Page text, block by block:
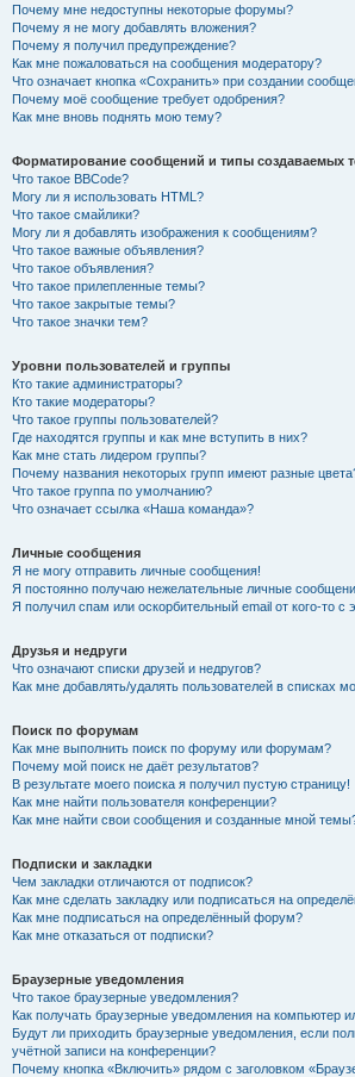
Почему мне недоступны некоторые форумы?
Почему я не могу добавлять вложения?
Почему я получил предупреждение?
Как мне пожаловаться на сообщения модератору?
Что означает кнопка «Сохранить» при создании
Почему моё сообщение требует одобрения?
Как мне вновь поднять мою тему?
Форматирование сообщений и типы создаваемых
Что такое BBCode?
Могу ли я использовать HTML?
Что такое смайлики?
Могу ли я добавлять изображения к сообщениям?
Что такое важные объявления?
Что такое объявления?
Что такое прилепленные темы?
Что такое закрытые темы?
Что такое значки тем?
Уровни пользователей и группы
Кто такие администраторы?
Кто такие модераторы?
Что такое группы пользователей?
Где находятся группы и как мне вступить в них?
Как мне стать лидером группы?
Почему названия некоторых групп имеют разные
Что такое группа по умолчанию?
Что означает ссылка «Наша команда»?
Личные сообщения
Я не могу отправить личные сообщения!
Я постоянно получаю нежелательные личные
Я получил спам или оскорбительный email от кого-то с
Друзья и недруги
Что означают списки друзей и недругов?
Как мне добавлять/удалять пользователей в списках
Поиск по форумам
Как мне выполнить поиск по форуму или форумам?
Почему мой поиск не даёт результатов?
В результате моего поиска я получил пустую страницу!
Как мне найти пользователя конференции?
Как мне найти свои сообщения и созданные мной
Подписки и закладки
Чем закладки отличаются от подписок?
Как мне сделать закладку или подписаться на
Как мне подписаться на определённый форум?
Как мне отказаться от подписки?
Браузерные уведомления
Что такое браузерные уведомления?
Как получать браузерные уведомления на компьютер
Будут ли приходить браузерные уведомления, если
учётной записи на конференции?
Почему кнопка «Включить» рядом с заголовком